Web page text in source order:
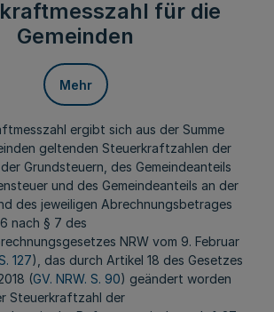
für die
Gemeinden
Mehr
ergibt sich aus der Summe
geltenden Steuerkraftzahlen der
Grundsteuern, des Gemeindeanteils
und des Gemeindeanteils an der
des jeweiligen Abrechnungsbetrages
nach § 7 des
NRW vom 9. Februar
127), das durch Artikel 18 des Gesetzes
(GV. NRW. S. 90) geändert worden
Steuerkraftzahl der